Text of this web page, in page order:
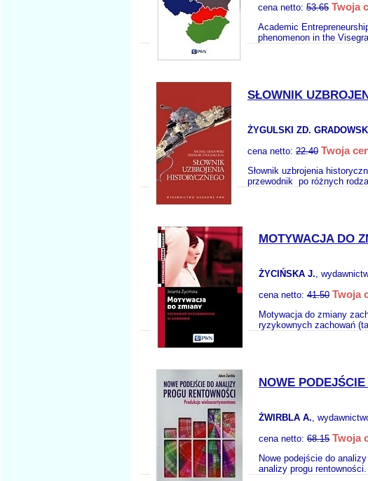
cena netto: 53.65 Twoja
Academic
phenomenon in the
SŁOWNIK
ŻYGULSKI ZD.
cena netto: 22.40 Twoja
Słownik uzbrojenia
przewodnik po różnych
MOTYWACJA DO
ŻYCIŃSKA J.,
cena netto: 41.50 Twoja
Motywacja do zmiany
ryzykownych zachowań
NOWE
ŻWIRBLA A.,
cena netto: 68.15 Twoja
Nowe podejście do
analizy progu